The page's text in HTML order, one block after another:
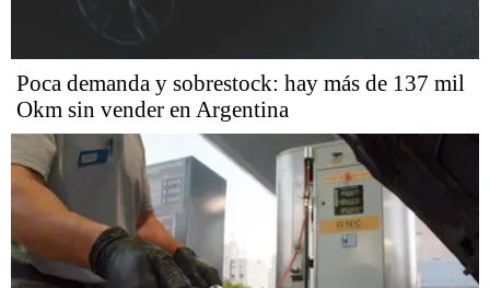
Poca demanda y sobrestock: hay más de 137 mil
Okm sin vender en Argentina